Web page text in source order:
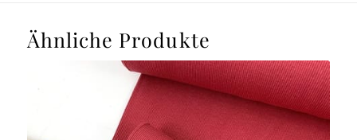
Ähnliche Produkte